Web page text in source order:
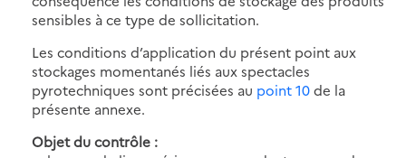
sensibles à ce type de sollicitation.
Les conditions d’application du présent point aux
stockages momentanés liés aux spectacles
pyrotechniques sont précisées au point 10de la
présente annexe.
Objet du contrôle :